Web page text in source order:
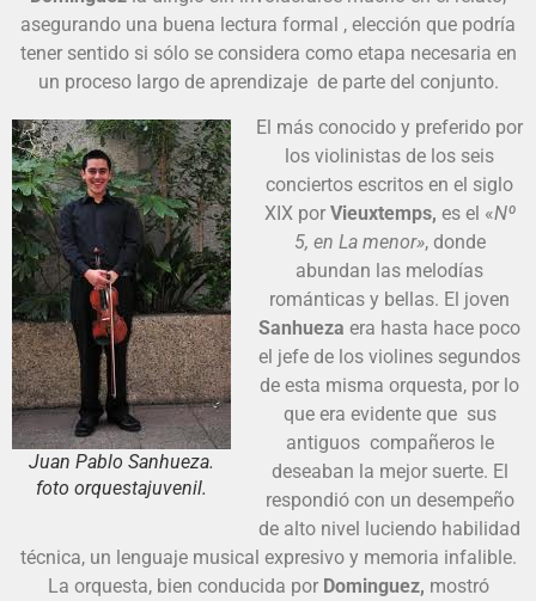
asegurando una buena lectura formal , elección que podría
tener sentido si sólo se considera como etapa necesaria en
un proceso largo de aprendizaje de parte del conjunto.
Juan Pablo Sanhueza.
foto orquestajuvenil.
El más conocido y preferido por
los violinistas de los seis
conciertos escritos en el siglo
XIX por Vieuxtemps, es el «Nº
5, en La menor», donde
abundan las melodías
románticas y bellas. El joven
Sanhueza era hasta hace poco
el jefe de los violines segundos
de esta misma orquesta, por lo
que era evidente que sus
antiguos compañeros le
deseaban la mejor suerte. El
respondió con un desempeño
de alto nivel luciendo habilidad
técnica, un lenguaje musical expresivo y memoria infalible.
La orquesta, bien conducida por Dominguez, mostró